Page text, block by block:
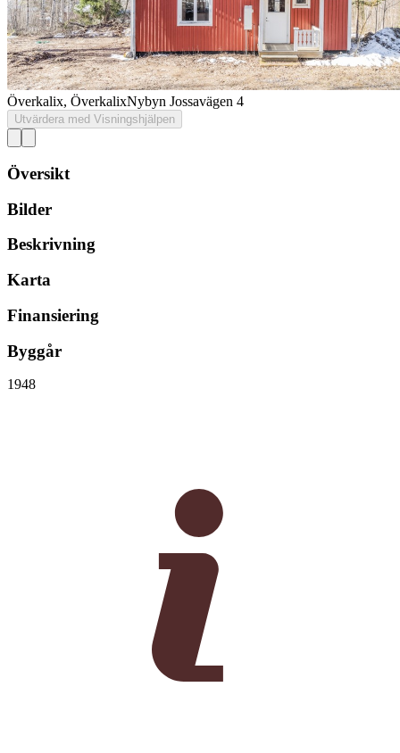
Överkalix, ÖverkalixNybyn Jossavägen 4
Utvärdera med Visningshjälpen
Översikt
Bilder
Beskrivning
Karta
Finansiering
Byggår
1948